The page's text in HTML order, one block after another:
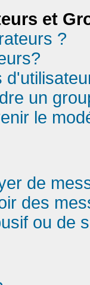
et
?
un
le
de
des
ou de